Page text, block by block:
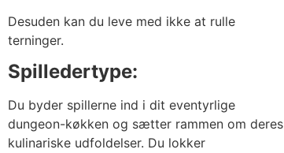
Desuden kan du leve med ikke at rulle
terninger.
Spilledertype:
Du byder spillerne ind i dit eventyrlige
dungeon-køkken og sætter rammen om deres
kulinariske udfoldelser. Du lokker